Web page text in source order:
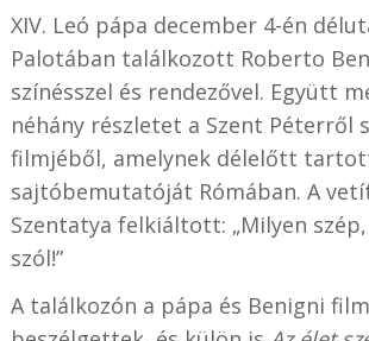
XIV. Leó pápa december 4-én
Palotában találkozott Roberto
színésszel és rendezővel. Együtt
néhány részletet a Szent Péterről
filmjéből, amelynek délelőtt
sajtóbemutatóját Rómában. A
Szentatya felkiáltott: „Milyen
szól!”
A találkozón a pápa és Benigni